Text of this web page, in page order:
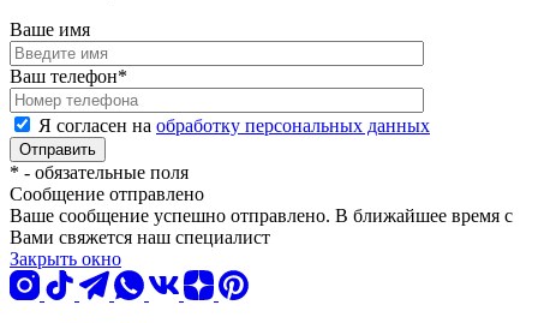
Ваше имя
Ваш телефон*
Я согласен на обработку персональных данных
* - обязательные поля
Сообщение отправлено
Ваше сообщение успешно отправлено. В ближайшее время с
Вами свяжется наш специалист
Закрыть окно